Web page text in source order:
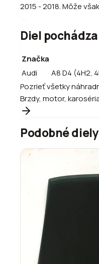
2015 - 2018. Môže
Diel
Značka
Audi
A8 D4 (4H2,
Pozrieť všetky
Brzdy, motor,
Podobné diely